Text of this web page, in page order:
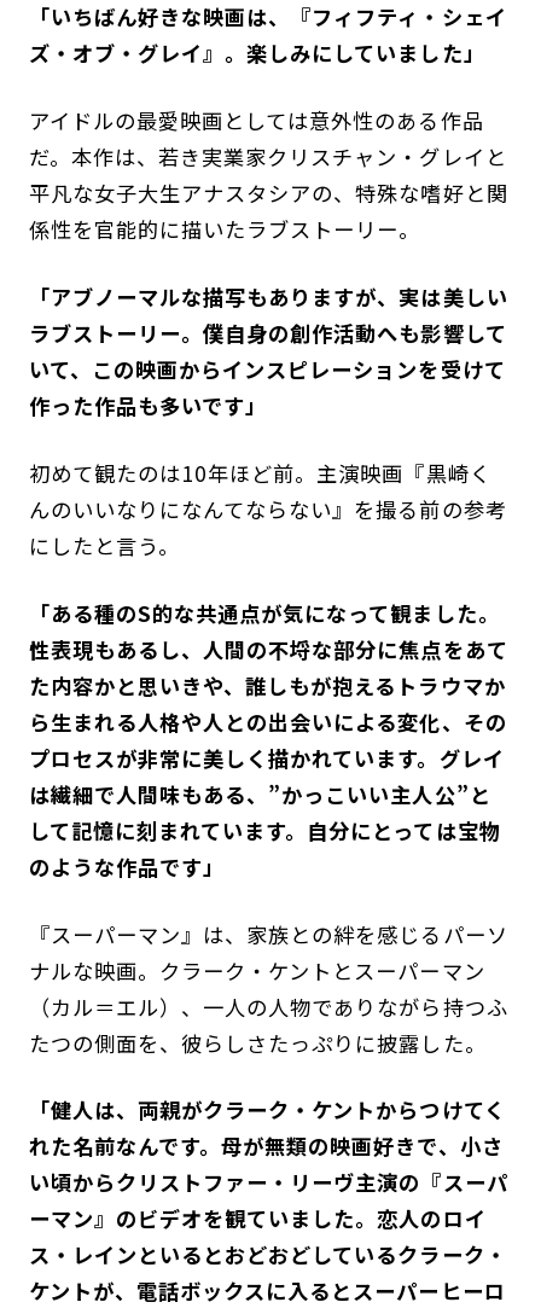
「いちばん好きな映画は、『フィフティ・シェイ
ズ・オブ・グレイ』。楽しみにしていました」
アイドルの最愛映画としては意外性のある作品
だ。本作は、若き実業家クリスチャン・グレイと
平凡な女子大生アナスタシアの、特殊な嗜好と関
係性を官能的に描いたラブストーリー。
「アブノーマルな描写もありますが、実は美しい
ラブストーリー。僕自身の創作活動へも影響して
いて、この映画からインスピレーションを受けて
作った作品も多いです」
初めて観たのは10年ほど前。主演映画『黒崎く
んのいいなりになんてならない』を撮る前の参考
にしたと言う。
「ある種のS的な共通点が気になって観ました。
性表現もあるし、人間の不埒な部分に焦点をあて
た内容かと思いきや、誰しもが抱えるトラウマか
ら生まれる人格や人との出会いによる変化、その
プロセスが非常に美しく描かれています。グレイ
は繊細で人間味もある、”かっこいい主人公”と
して記憶に刻まれています。自分にとっては宝物
のような作品です」
『スーパーマン』は、家族との絆を感じるパーソ
ナルな映画。クラーク・ケントとスーパーマン
（カル＝エル）、一人の人物でありながら持つふ
たつの側面を、彼らしさたっぷりに披露した。
「健人は、両親がクラーク・ケントからつけてく
れた名前なんです。母が無類の映画好きで、小さ
い頃からクリストファー・リーヴ主演の『スーパ
ーマン』のビデオを観ていました。恋人のロイ
ス・レインといるとおどおどしているクラーク・
ケントが、電話ボックスに入るとスーパーヒーロ